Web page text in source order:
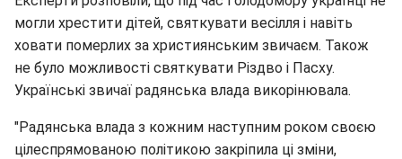
могли хрестити дітей, святкувати весілля і навіть
ховати померлих за християнським звичаєм. Також
не було можливості святкувати Різдво і Пасху.
Українські звичаї радянська влада викорінювала.
"Радянська влада з кожним наступним роком своєю
цілеспрямованою політикою закріпила ці зміни,